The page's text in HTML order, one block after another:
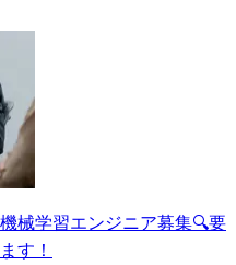
械学習エンジニア募集🔍要
す！